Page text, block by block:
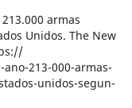
armas
Unidos. The New
213-000-armas-
unidos-segun-